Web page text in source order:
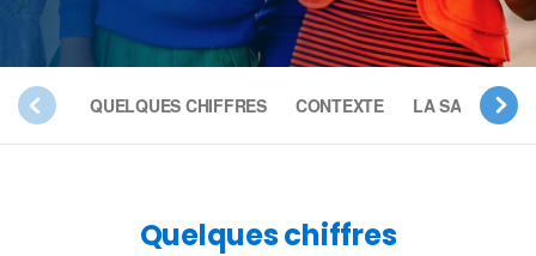
QUELQUES CHIFFRES CONTEXTE LA SANTÉ
Quelques chiffres